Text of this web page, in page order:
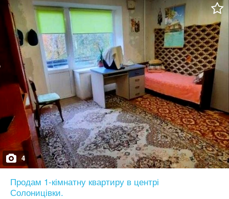
4
Продам 1-кімнатну квартиру в центрі
Солоницівки.